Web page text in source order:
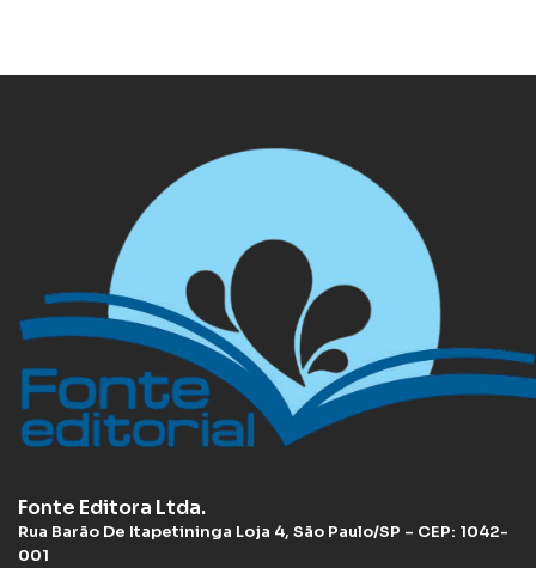
Fonte Editora Ltda.
Rua Barão De Itapetininga Loja 4, São Paulo/SP – CEP: 1042-
001